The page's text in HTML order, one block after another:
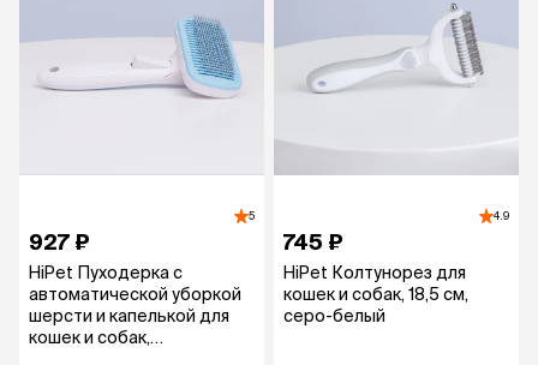
5
927 ₽
HiPet Пуходерка с
автоматической уборкой
шерсти и капелькой для
кошек и собак,
4.9
745 ₽
HiPet Колтунорез для
кошек и собак, 18,5 см,
серо-белый